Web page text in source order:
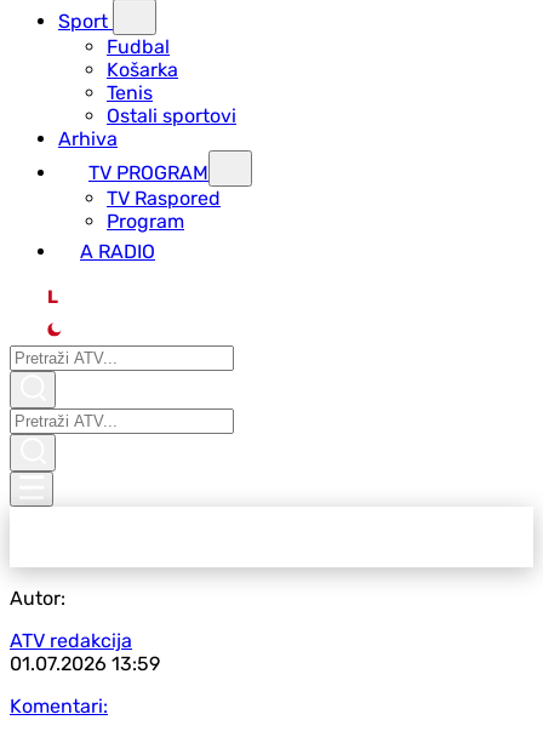
Sport
Fudbal
Košarka
Tenis
Ostali sportovi
Arhiva
TV PROGRAM
ТV Raspored
Program
A RADIO
L
Autor:
ATV redakcija
01.07.2026 13:59
Komentari: